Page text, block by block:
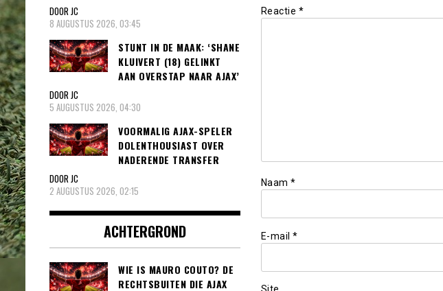
Reactie *
Naam *
E-mail *
Site
DOOR JC
8 AUGUSTUS 2026, 03:45
STUNT IN DE MAAK: ‘SHANE
KLUIVERT (18) GELINKT
AAN OVERSTAP NAAR AJAX’
DOOR JC
5 AUGUSTUS 2026, 04:30
VOORMALIG AJAX-SPELER
DOLENTHOUSIAST OVER
NADERENDE TRANSFER
DOOR JC
2 AUGUSTUS 2026, 02:15
ACHTERGROND
WIE IS MAURO COUTO? DE
RECHTSBUITEN DIE AJAX